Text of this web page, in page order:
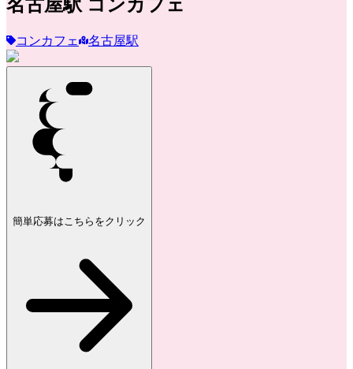
名古屋駅 コンカフェ
コンカフェ 名古屋駅
簡単応募はこちらをクリック